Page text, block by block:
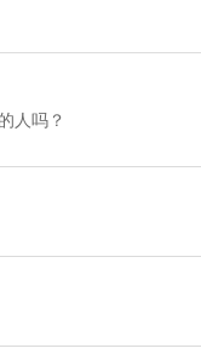
人吗？